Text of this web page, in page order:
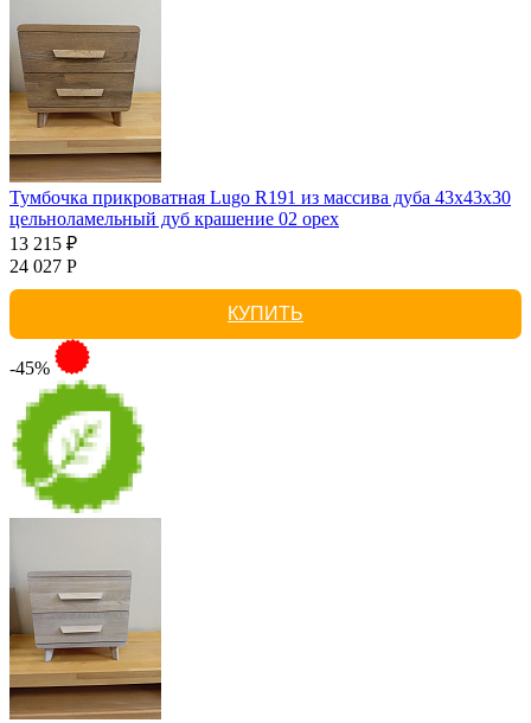
Тумбочка прикроватная Lugo R191 из массива дуба 43х43х30
цельноламельный дуб крашение 02 орех
13 215 ₽
24 027 Р
КУПИТЬ
-45%